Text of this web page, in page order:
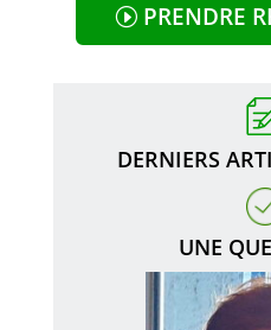
PRENDRE
DERNIERS
UNE